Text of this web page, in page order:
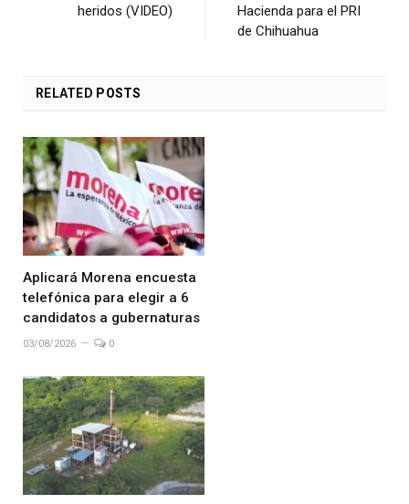
heridos (VIDEO)
Hacienda para el PRI
de Chihuahua
RELATED POSTS
Aplicará Morena encuesta
telefónica para elegir a 6
candidatos a gubernaturas
03/08/2026 0